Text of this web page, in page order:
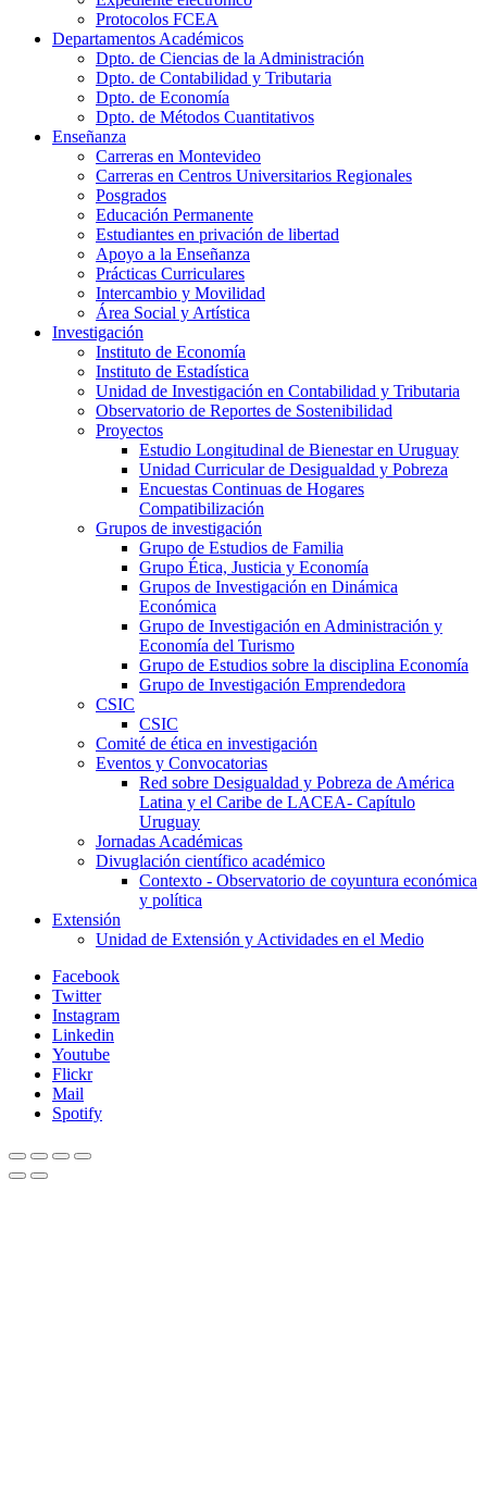
Protocolos FCEA
Departamentos Académicos
Dpto. de Ciencias de la Administración
Dpto. de Contabilidad y Tributaria
Dpto. de Economía
Dpto. de Métodos Cuantitativos
Enseñanza
Carreras en Montevideo
Carreras en Centros Universitarios Regionales
Posgrados
Educación Permanente
Estudiantes en privación de libertad
Apoyo a la Enseñanza
Prácticas Curriculares
Intercambio y Movilidad
Área Social y Artística
Investigación
Instituto de Economía
Instituto de Estadística
Unidad de Investigación en Contabilidad y Tributaria
Observatorio de Reportes de Sostenibilidad
Proyectos
Estudio Longitudinal de Bienestar en Uruguay
Unidad Curricular de Desigualdad y Pobreza
Encuestas Continuas de Hogares
Compatibilización
Grupos de investigación
Grupo de Estudios de Familia
Grupo Ética, Justicia y Economía
Grupos de Investigación en Dinámica
Económica
Grupo de Investigación en Administración y
Economía del Turismo
Grupo de Estudios sobre la disciplina Economía
Grupo de Investigación Emprendedora
CSIC
CSIC
Comité de ética en investigación
Eventos y Convocatorias
Red sobre Desigualdad y Pobreza de América
Latina y el Caribe de LACEA- Capítulo
Uruguay
Jornadas Académicas
Divuglación científico académico
Contexto - Observatorio de coyuntura económica
y política
Extensión
Unidad de Extensión y Actividades en el Medio
Facebook
Twitter
Instagram
Linkedin
Youtube
Flickr
Mail
Spotify